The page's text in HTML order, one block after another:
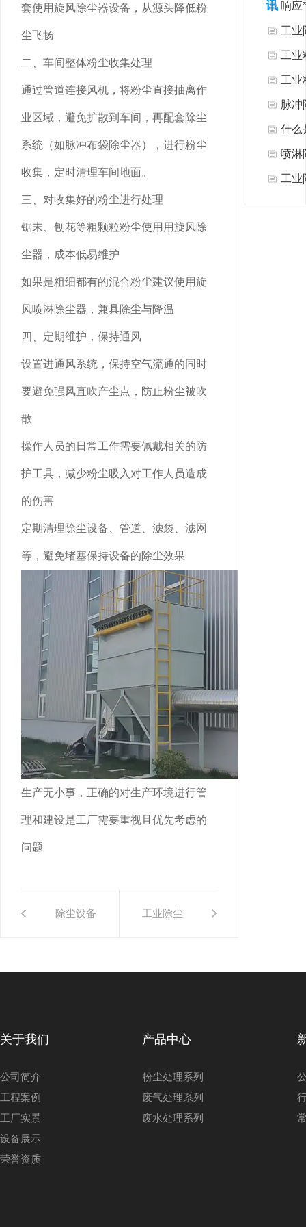
套使用旋风除尘器设备，从源头降低粉
尘飞扬
二、车间整体粉尘收集处理
通过管道连接风机，将粉尘直接抽离作
业区域，避免扩散到车间，再配套除尘
系统（如脉冲布袋除尘器），进行粉尘
收集，定时清理车间地面。
三、对收集好的粉尘进行处理
锯末、刨花等粗颗粒粉尘使用用旋风除
尘器，成本低易维护
如果是粗细都有的混合粉尘建议使用旋
风喷淋除尘器，兼具除尘与降温
四、定期维护，保持通风
设置进通风系统，保持空气流通的同时
要避免强风直吹产尘点，防止粉尘被吹
散
操作人员的日常工作需要佩戴相关的防
护工具，减少粉尘吸入对工作人员造成
的伤害
定期清理除尘设备、管道、滤袋、滤网
等，避免堵塞保持设备的除尘效果
生产无小事，正确的对生产环境进行管
理和建设是工厂需要重视且优先考虑的
问题
除尘设备 工业除尘
讯 响
热式
工业
者”
工业
工业
脉冲
什么
喷淋
工业
关于我们
公司简介
工程案例
工厂实景
设备展示
荣誉资质
产品中心
粉尘处理系列
废气处理系列
废水处理系列